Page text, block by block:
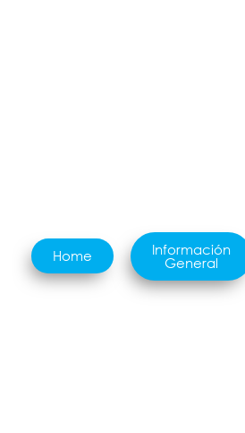
Home
Información
General